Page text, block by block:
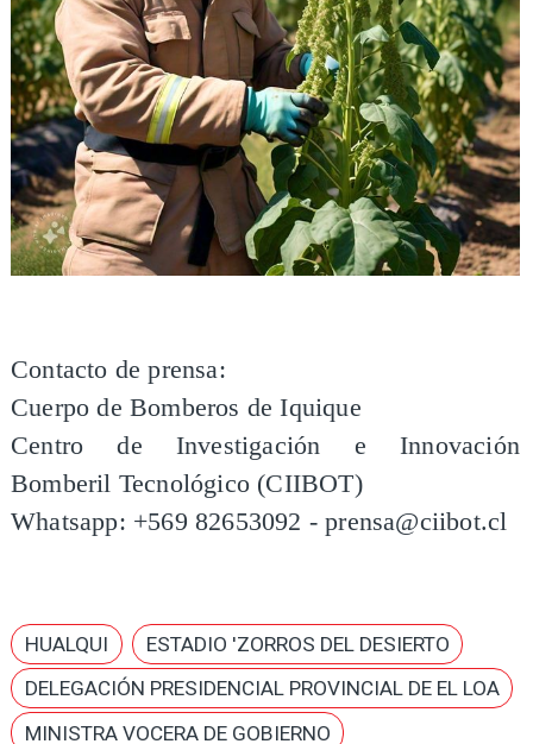
Contacto de prensa:
Cuerpo de Bomberos de Iquique
Centro de Investigación e Innovación
Bomberil Tecnológico (CIIBOT)
Whatsapp: +569 82653092 - prensa@ciibot.cl
HUALQUI
ESTADIO 'ZORROS DEL DESIERTO
DELEGACIÓN PRESIDENCIAL PROVINCIAL DE EL LOA
MINISTRA VOCERA DE GOBIERNO